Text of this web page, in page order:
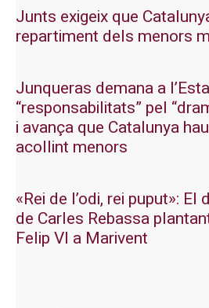
Junts exigeix que
repartiment dels menors
Junqueras demana a
“responsabilitats” pel
i avança que Catalunya
acollint menors
«Rei de l’odi, rei puput»:
de Carles Rebassa
Felip VI a Marivent